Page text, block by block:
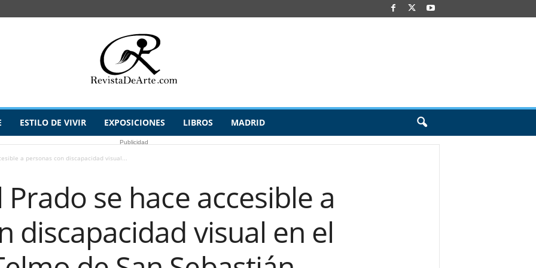
ESTILO DE VIVIR EXPOSICIONES LIBROS MADRID
Publicidad
a personas con discapacidad visual...
se hace accesible a
discapacidad visual en el